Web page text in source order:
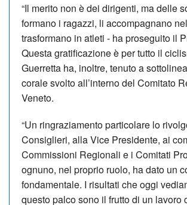
“Il merito non è dei dirigenti, ma delle
formano i ragazzi, li accompagnano
trasformano in atleti - ha proseguito il
Questa gratificazione è per tutto il
Guerretta ha, inoltre, tenuto a
corale svolto all’interno del Comitato
Veneto.
“Un ringraziamento particolare lo
Consiglieri, alla Vice Presidente, ai
Commissioni Regionali e i Comitati
ognuno, nel proprio ruolo, ha dato un
fondamentale. I risultati che oggi
questo palco sono il frutto di un lavoro